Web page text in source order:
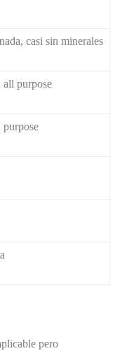
casi sin minerales
all purpose
purpose
pero